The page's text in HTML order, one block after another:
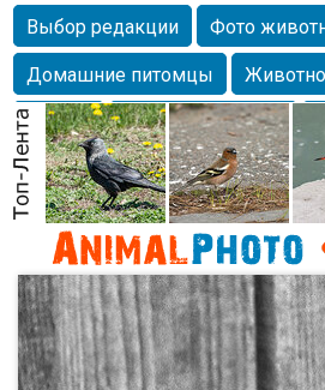
Выбор редакции Фото
Домашние питомцы
Собаки
Alexanderandronik
Морда
Собачка Осень
Насекомое
Коты Lebert